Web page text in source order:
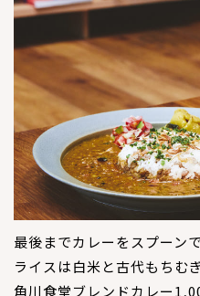
最後までカレーをスプーン
ライスは白米と古代もちむ
角川食堂ブレンドカレー